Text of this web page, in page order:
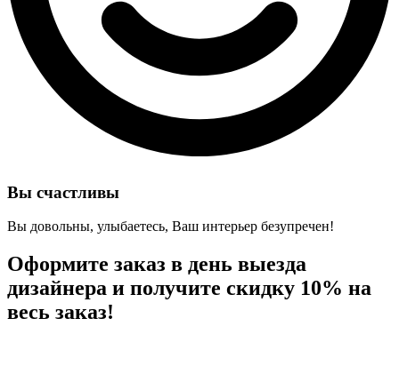
Вы счастливы
Вы довольны, улыбаетесь, Ваш интерьер безупречен!
Оформите заказ в день выезда
дизайнера и получите скидку 10% на
весь заказ!